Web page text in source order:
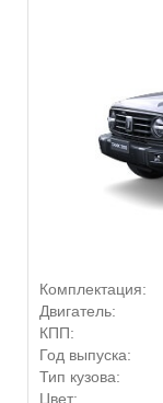
Комплектация:
Двигатель:
КПП:
Год выпуска:
Тип кузова:
Цвет: